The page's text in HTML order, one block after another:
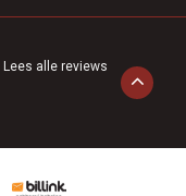
Lees alle reviews